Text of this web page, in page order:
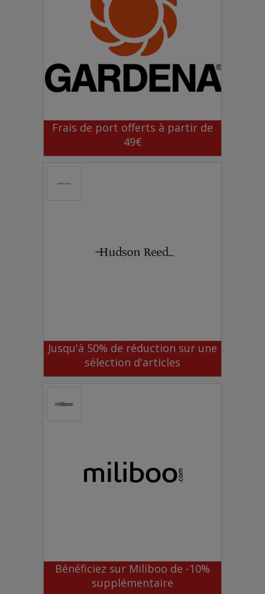
Frais de port offerts à partir de
49€
Jusqu'à 50% de réduction sur une
sélection d'articles
Bénéficiez sur Miliboo de -10%
supplémentaire